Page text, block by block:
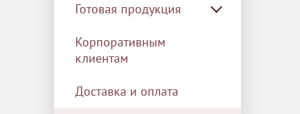
Готовая продукция
Корпоративным
клиентам
Доставка и оплата